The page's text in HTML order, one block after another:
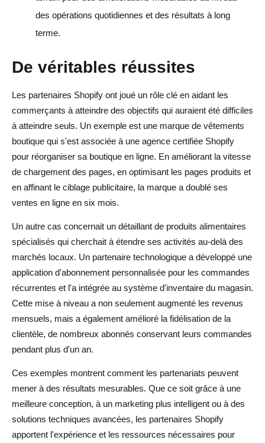
des opérations quotidiennes et des résultats à long
terme.
De véritables réussites
Les partenaires Shopify ont joué un rôle clé en aidant les
commerçants à atteindre des objectifs qui auraient été difficiles
à atteindre seuls. Un exemple est une marque de vêtements
boutique qui s'est associée à une agence certifiée Shopify
pour réorganiser sa boutique en ligne. En améliorant la vitesse
de chargement des pages, en optimisant les pages produits et
en affinant le ciblage publicitaire, la marque a doublé ses
ventes en ligne en six mois.
Un autre cas concernait un détaillant de produits alimentaires
spécialisés qui cherchait à étendre ses activités au-delà des
marchés locaux. Un partenaire technologique a développé une
application d'abonnement personnalisée pour les commandes
récurrentes et l'a intégrée au système d'inventaire du magasin.
Cette mise à niveau a non seulement augmenté les revenus
mensuels, mais a également amélioré la fidélisation de la
clientèle, de nombreux abonnés conservant leurs commandes
pendant plus d'un an.
Ces exemples montrent comment les partenariats peuvent
mener à des résultats mesurables. Que ce soit grâce à une
meilleure conception, à un marketing plus intelligent ou à des
solutions techniques avancées, les partenaires Shopify
apportent l'expérience et les ressources nécessaires pour